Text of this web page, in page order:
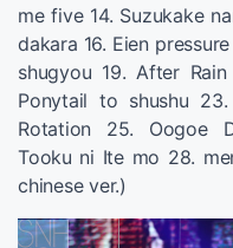
me five 14. Suzukake
dakara 16. Eien
shugyou 19. After
Ponytail to shushu
Rotation 25. Oogoe
Tooku ni Ite mo 28.
chinese ver.)